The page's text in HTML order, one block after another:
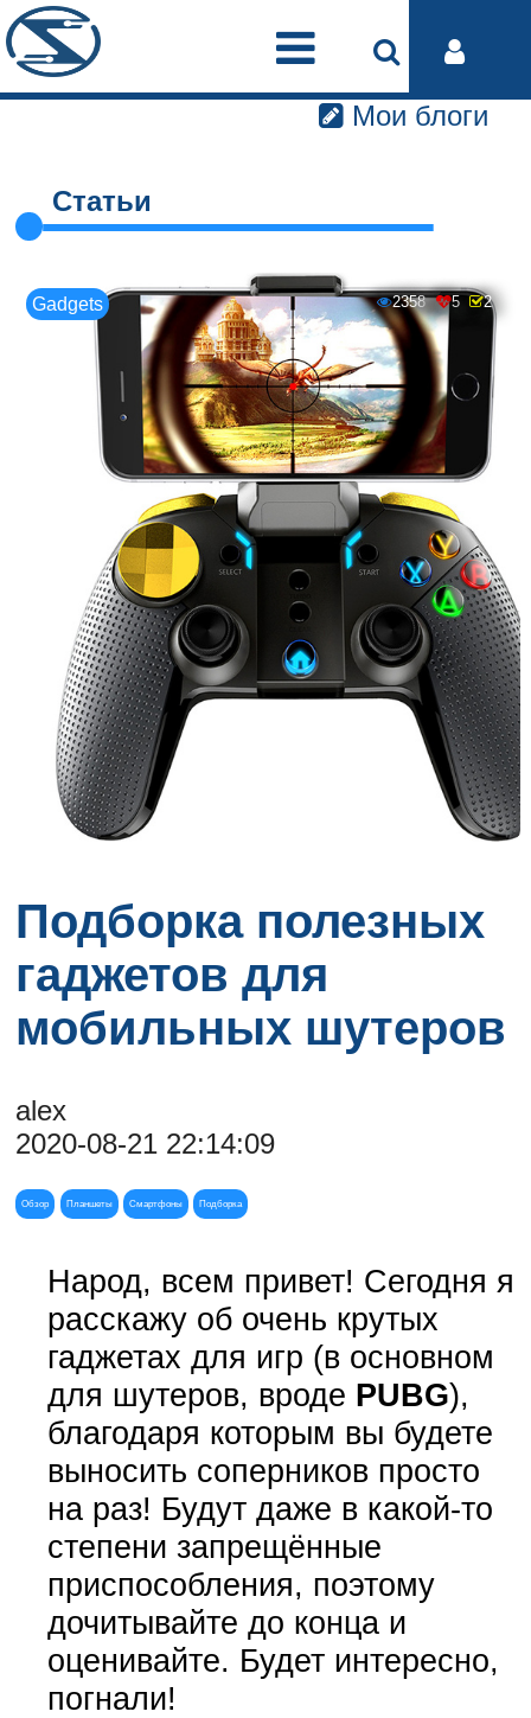
Мои блоги
Статьи
Gadgets 2358 5 2
Подборка полезных
гаджетов для
мобильных шутеров
alex
2020-08-21 22:14:09
Обзор Планшеты Смартфоны Подборка
Народ, всем привет! Сегодня я
расскажу об очень крутых
гаджетах для игр (в основном
для шутеров, вроде PUBG),
благодаря которым вы будете
выносить соперников просто
на раз! Будут даже в какой-то
степени запрещённые
приспособления, поэтому
дочитывайте до конца и
оценивайте. Будет интересно,
погнали!